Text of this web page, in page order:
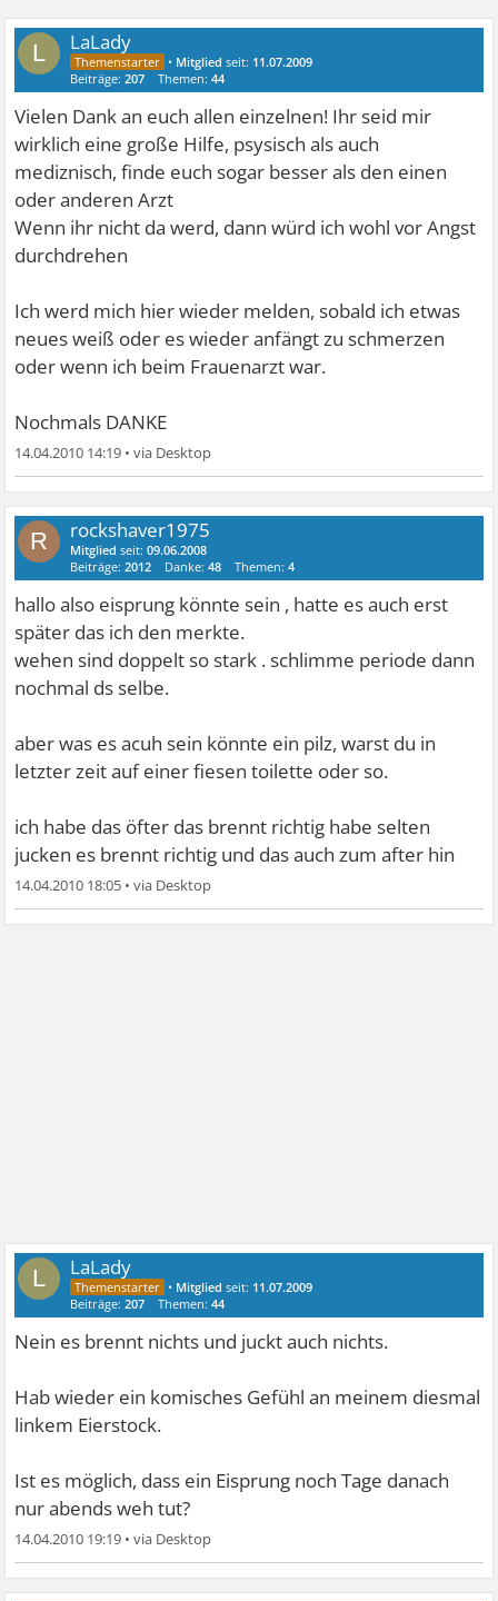
L LaLady
• Mitglied seit: 11.07.2009
Beiträge:207 Themen:44
Vielen Dank an euch allen einzelnen! Ihr seid mir
wirklich eine große Hilfe, psysisch als auch
mediznisch, finde euch sogar besser als den einen
oder anderen Arzt
Wenn ihr nicht da werd, dann würd ich wohl vor Angst
durchdrehen
Ich werd mich hier wieder melden, sobald ich etwas
neues weiß oder es wieder anfängt zu schmerzen
oder wenn ich beim Frauenarzt war.
Nochmals DANKE
14.04.2010 14:19 •
R rockshaver1975
Mitglied seit:09.06.2008
Beiträge:2012 Danke:48 Themen:4
hallo also eisprung könnte sein , hatte es auch erst
später das ich den merkte.
wehen sind doppelt so stark . schlimme periode dann
nochmal ds selbe.
aber was es acuh sein könnte ein pilz, warst du in
letzter zeit auf einer fiesen toilette oder so.
ich habe das öfter das brennt richtig habe selten
jucken es brennt richtig und das auch zum after hin
14.04.2010 18:05 •
L LaLady
• Mitglied seit: 11.07.2009
Beiträge:207 Themen:44
Nein es brennt nichts und juckt auch nichts.
Hab wieder ein komisches Gefühl an meinem diesmal
linkem Eierstock.
Ist es möglich, dass ein Eisprung noch Tage danach
nur abends weh tut?
14.04.2010 19:19 •